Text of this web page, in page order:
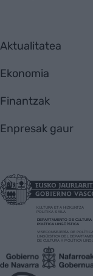
Aktualitatea
Ekonomia
Finantzak
Enpresak gaur